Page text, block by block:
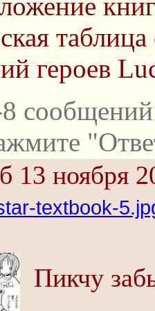
героев
13 ноября
textbook-
Пикчу